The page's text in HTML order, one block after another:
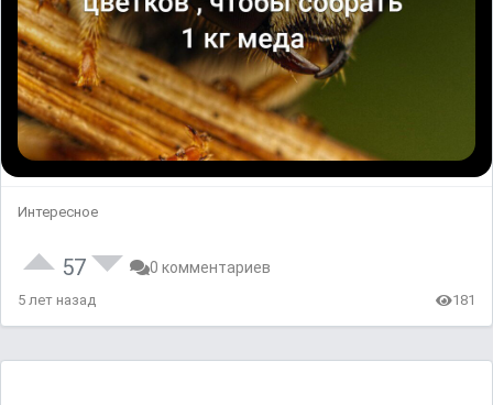
Интересное
57 0 комментариев
5 лет назад 181